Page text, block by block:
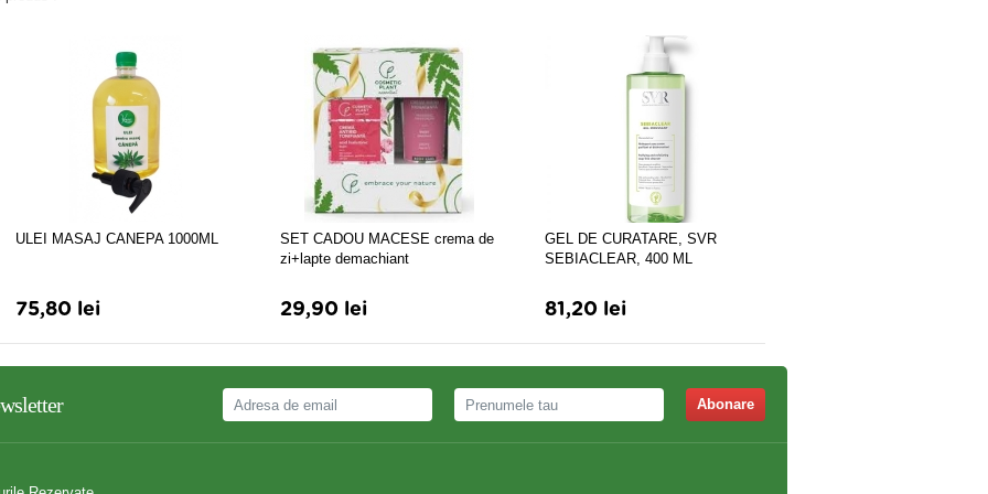
ULEI MASAJ CANEPA 1000ML
75,80 lei
SET CADOU MACESE crema de
zi+lapte demachiant
29,90 lei
GEL DE CURATARE, SVR
SEBIACLEAR, 400 ML
81,20 lei
Abonare